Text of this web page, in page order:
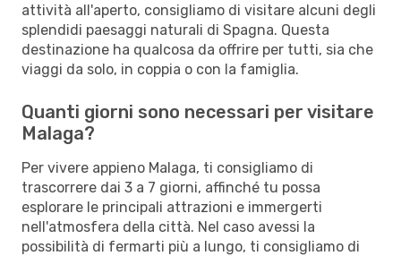
attività all'aperto, consigliamo di visitare alcuni degli
splendidi paesaggi naturali di Spagna. Questa
destinazione ha qualcosa da offrire per tutti, sia che
viaggi da solo, in coppia o con la famiglia.
Quanti giorni sono necessari per visitare
Malaga?
Per vivere appieno Malaga, ti consigliamo di
trascorrere dai 3 a 7 giorni, affinché tu possa
esplorare le principali attrazioni e immergerti
nell'atmosfera della città. Nel caso avessi la
possibilità di fermarti più a lungo, ti consigliamo di